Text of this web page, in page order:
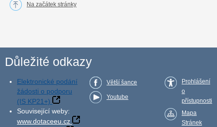
Na začátek stránky
Důležité odkazy
Elektronické podání
žádosti o podporu
(IS KP21+)
Související weby:
www.dotaceeu.cz
Větší šance
Youtube
Prohlášení
o
přístupnosti
Mapa
Stránek